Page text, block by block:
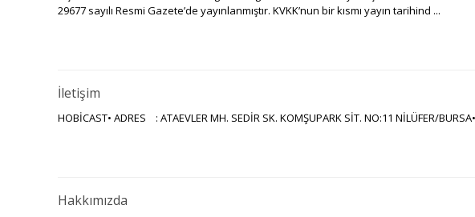
29677 sayılı Resmi Gazete’de yayınlanmıştır. KVKK’nun bir kısmı yayın tarihind ...
İletişim
HOBİCAST• ADRES : ATAEVLER MH. SEDİR SK. KOMŞUPARK SİT. NO:11 NİLÜFER/
Hakkımızda